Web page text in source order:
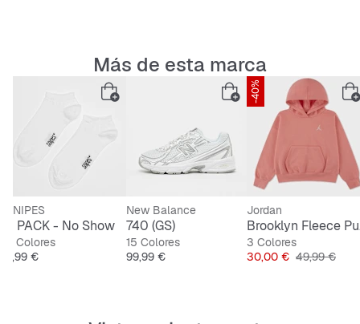
Más de esta marca
SNIPES
3 PACK - No Show
3 Colores
Precio
6,99 €
New Balance
740 (GS)
15 Colores
Precio
99,99 €
-40%
Jordan
3 Colores
Precio
30,00 € Precio
49,99 €